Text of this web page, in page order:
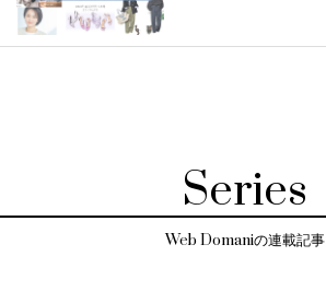
Series
Web Domaniの連載記事